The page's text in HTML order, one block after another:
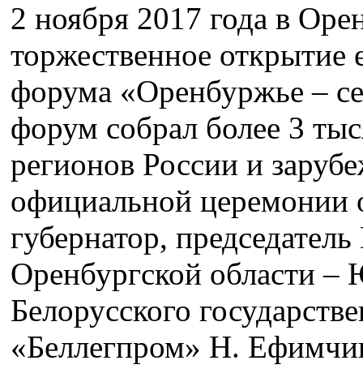
2 ноября 2017 года в
торжественное
форума «Оренбуржье –
форум собрал более 3
регионов России и
официальной церемонии
губернатор,
Оренбургской области –
Белорусского
«Беллегпром» Н.